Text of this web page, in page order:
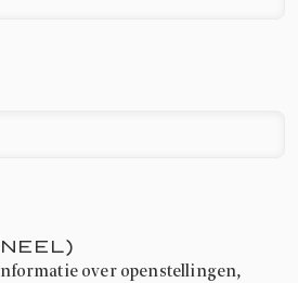
over openstellingen,